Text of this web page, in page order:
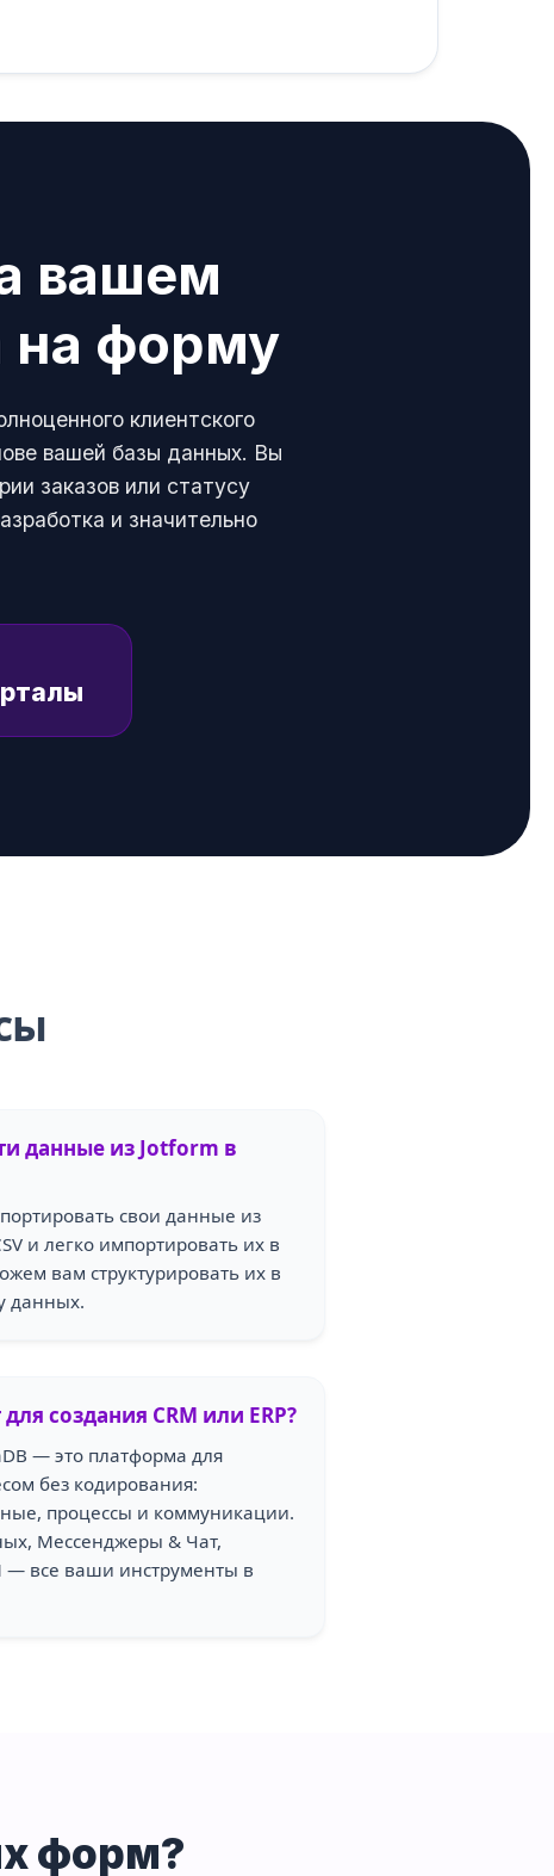
вашем
на форму
клиентского
вашей базы данных. Вы
заказов или статусу
и значительно
данные из Jotform в
свои данные из
и легко импортировать их в
вам структурировать их в
данных.
создания CRM или ERP?
— это платформа для
без кодирования:
процессы и коммуникации.
Мессенджеры & Чат,
— все ваши инструменты в
форм?